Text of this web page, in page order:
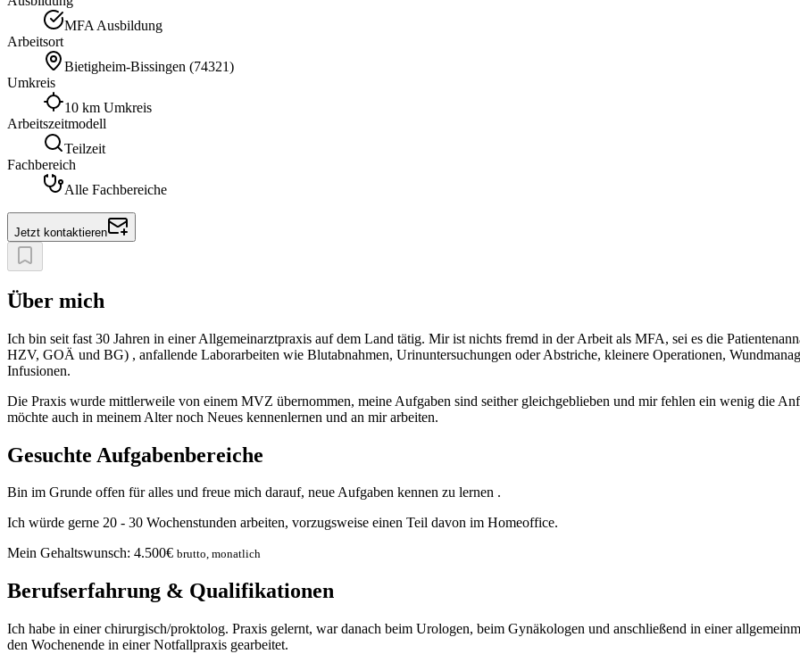
MFA Ausbildung
Arbeitsort
Bietigheim-Bissingen (74321)
Umkreis
10 km Umkreis
Arbeitszeitmodell
Teilzeit
Fachbereich
Alle Fachbereiche
Jetzt kontaktieren
Über mich
Ich bin seit fast 30 Jahren in einer Allgemeinarztpraxis auf dem Land tätig. Mir ist nichts fremd in der Arbeit als MFA, sei es die
HZV, GOÄ und BG) , anfallende Laborarbeiten wie Blutabnahmen, Urinuntersuchungen oder Abstriche, kleinere Operationen,
Infusionen.
Die Praxis wurde mittlerweile von einem MVZ übernommen, meine Aufgaben sind seither gleichgeblieben und mir fehlen ein wenig die
möchte auch in meinem Alter noch Neues kennenlernen und an mir arbeiten.
Gesuchte Aufgabenbereiche
Bin im Grunde offen für alles und freue mich darauf, neue Aufgaben kennen zu lernen .
Ich würde gerne 20 - 30 Wochenstunden arbeiten, vorzugsweise einen Teil davon im Homeoffice.
Mein Gehaltswunsch: 4.500€ brutto, monatlich
Berufserfahrung & Qualifikationen
Ich habe in einer chirurgisch/proktolog. Praxis gelernt, war danach beim Urologen, beim Gynäkologen und anschließend in einer
den Wochenende in einer Notfallpraxis gearbeitet.